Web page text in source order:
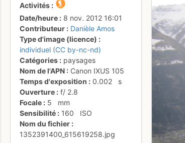
Activités
Date/heure
8 nov. 2012 16:01
Contributeur
Danièle Amos
Type d'image (licence)
individuel (CC by-nc-nd)
Catégories
paysages
Nom de l'APN
Canon IXUS 105
Temps d'exposition
0.002
s
Ouverture
f/2.8
Focale
5
mm
Sensibilité
160
ISO
Nom du fichier
1352391400_615619258.jpg